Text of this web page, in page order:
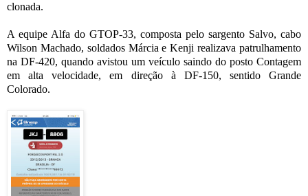
clonada.
A equipe Alfa do GTOP-33, composta pelo sargento Salvo, cabo
Wilson Machado, soldados Márcia e Kenji realizava patrulhamento
na DF-420, quando avistou um veículo saindo do posto Contagem
em alta velocidade, em direção à DF-150, sentido Grande
Colorado.